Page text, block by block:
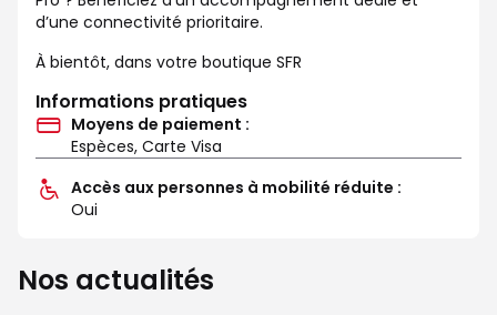
d’une connectivité prioritaire.
À bientôt, dans votre boutique SFR
Informations pratiques
Moyens de paiement :
Espèces, Carte Visa
Accès aux personnes à mobilité réduite :
Oui
Nos actualités